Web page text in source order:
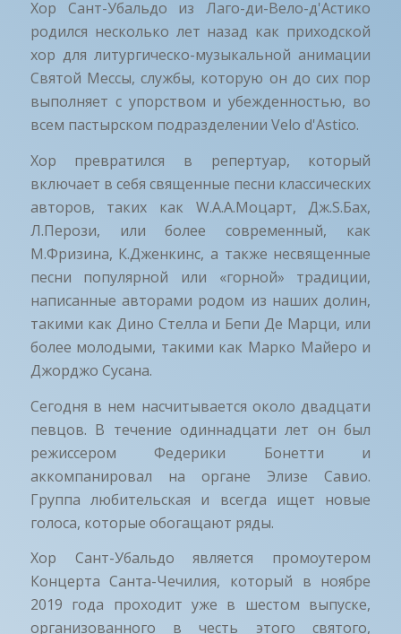
Хор Сант-Убальдо из Лаго-ди-Вело-д'Астико
родился несколько лет назад как приходской
хор для литургическо-музыкальной анимации
Святой Мессы, службы, которую он до сих пор
выполняет с упорством и убежденностью, во
всем пастырском подразделении Velo d'Astico.
Хор превратился в репертуар, который
включает в себя священные песни классических
авторов, таких как W.А.А.Моцарт, Дж.S.Бах,
Л.Перози, или более современный, как
М.Фризина, К.Дженкинс, а также несвященные
песни популярной или «горной» традиции,
написанные авторами родом из наших долин,
такими как Дино Стелла и Бепи Де Марци, или
более молодыми, такими как Марко Майеро и
Джорджо Сусана.
Сегодня в нем насчитывается около двадцати
певцов. В течение одиннадцати лет он был
режиссером Федерики Бонетти и
аккомпанировал на органе Элизе Савио.
Группа любительская и всегда ищет новые
голоса, которые обогащают ряды.
Хор Сант-Убальдо является промоутером
Концерта Санта-Чечилия, который в ноябре
2019 года проходит уже в шестом выпуске,
организованного в честь этого святого,